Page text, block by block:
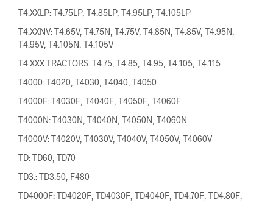
T4.XXLP: T4.75LP, T4.85LP, T4.95LP, T4.105LP
T4.XXNV: T4.65V, T4.75N, T4.75V, T4.85N, T4.85V, T4.95N,
T4.95V, T4.105N, T4.105V
T4.XXX TRACTORS: T4.75, T4.85, T4.95, T4.105, T4.115
T4000: T4020, T4030, T4040, T4050
T4000F: T4030F, T4040F, T4050F, T4060F
T4000N: T4030N, T4040N, T4050N, T4060N
T4000V: T4020V, T4030V, T4040V, T4050V, T4060V
TD: TD60, TD70
TD3.: TD3.50, F480
TD4000F: TD4020F, TD4030F, TD4040F, TD4.70F, TD4.80F,